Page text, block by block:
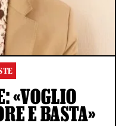
«VOGLIO
E BASTA»